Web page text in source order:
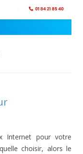
Internet pour votre
choisir, alors le